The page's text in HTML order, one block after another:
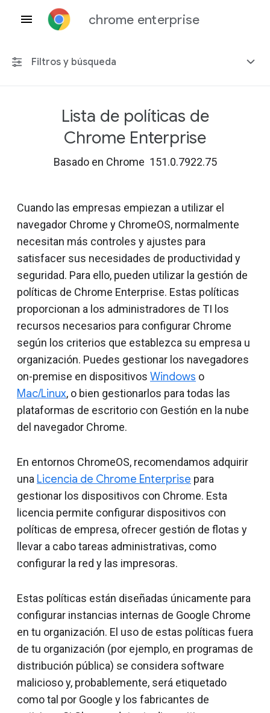
chrome enterprise
Filtros y búsqueda
Cualquier plataforma
Chrome 151
Incluir políticas obsoletas
Lista de políticas de
Chrome Enterprise
Basado en Chrome 151.0.7922.75
Cuando las empresas empiezan a utilizar el
navegador Chrome y ChromeOS, normalmente
necesitan más controles y ajustes para
satisfacer sus necesidades de productividad y
seguridad. Para ello, pueden utilizar la gestión de
políticas de Chrome Enterprise. Estas políticas
proporcionan a los administradores de TI los
recursos necesarios para configurar Chrome
según los criterios que establezca su empresa u
organización. Puedes gestionar los navegadores
on-premise en dispositivos Windows o
Mac/Linux, o bien gestionarlos para todas las
plataformas de escritorio con Gestión en la nube
del navegador Chrome.
En entornos ChromeOS, recomendamos adquirir
una Licencia de Chrome Enterprise para
gestionar los dispositivos con Chrome. Esta
licencia permite configurar dispositivos con
políticas de empresa, ofrecer gestión de flotas y
llevar a cabo tareas administrativas, como
configurar la red y las impresoras.
Estas políticas están diseñadas únicamente para
configurar instancias internas de Google Chrome
en tu organización. El uso de estas políticas fuera
de tu organización (por ejemplo, en programas de
distribución pública) se considera software
malicioso y, probablemente, será etiquetado
como tal por Google y los fabricantes de